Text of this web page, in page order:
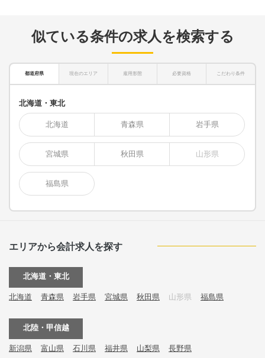
似ている条件の求人を検索する
都道府県 現在のエリア 雇用形態 必要資格 こだわり条件
北海道・東北
北海道 青森県 岩手県
宮城県 秋田県 山形県
福島県
エリアから会計求人を探す
北海道・東北
北海道 青森県 岩手県 宮城県 秋田県 山形県 福島県
北陸・甲信越
新潟県 富山県 石川県 福井県 山梨県 長野県